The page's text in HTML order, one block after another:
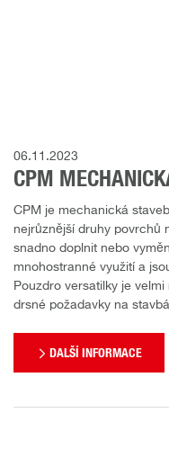
06.11.2023
CPM
CPM je mechanická
nejrůznější druhy povrchů
snadno doplnit nebo
mnohostranné využití a
Pouzdro versatilky je
drsné požadavky na
DALŠÍ INFORMACE